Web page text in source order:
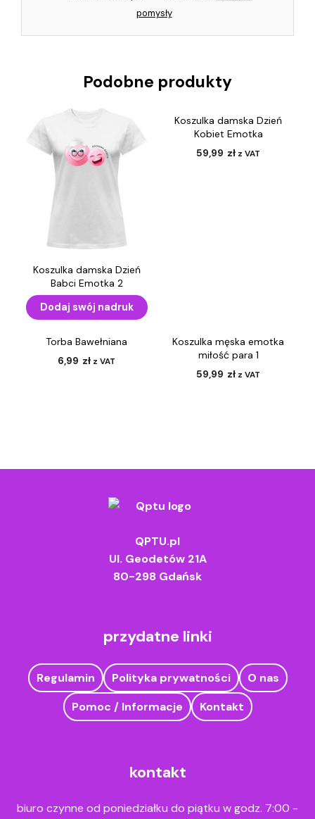
pomysły
Podobne produkty
Koszulka damska Dzień
Babci Emotka 2
59,99 zł z VAT
Koszulka damska Dzień
Kobiet Emotka
59,99 zł z VAT
Dodaj swój nadruk
Torba Bawełniana
6,99 zł z VAT
Koszulka męska emotka
miłość para 1
59,99 zł z VAT
QPTU.pl
Ul. Geodetów 21A
80-298 Gdańsk
przydatne linki
Regulamin Polityka prywatności
O nas
Pomoc / Informacje
Kontakt
kontakt
biuro czynne od poniedziałku do piątku w godz. 7:00 -